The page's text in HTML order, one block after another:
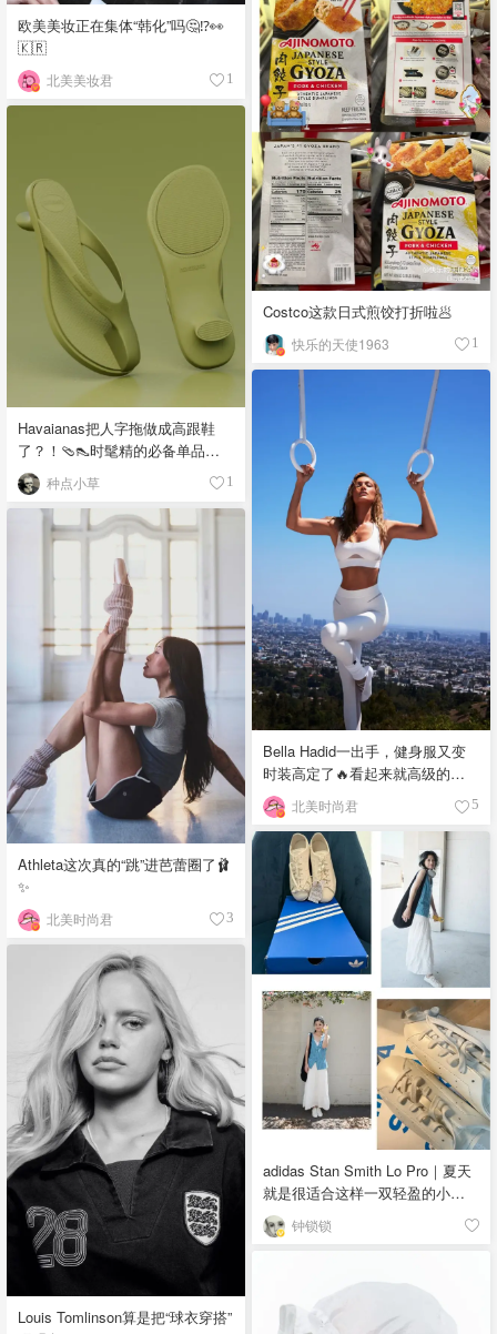
欧美美妆正在集体“韩化”吗🤔⁉️👀
🇰🇷
北美美妆君 1
Costco这款日式煎饺打折啦🥟
快乐的天使1963 1
Havaianas把人字拖做成高跟鞋
了？！🩴👠时髦精的必备单品
吧！ 种点小草 1
Bella Hadid一出手，健身服又变
时装高定了🔥看起来就高级的不
行❣️ 北美时尚君 5
Athleta这次真的“跳”进芭蕾圈了🩰
✨
北美时尚君 3
adidas Stan Smith Lo Pro｜夏天
就是很适合这样一双轻盈的小白
鞋
钟锁锁
Louis Tomlinson算是把“球衣穿搭”